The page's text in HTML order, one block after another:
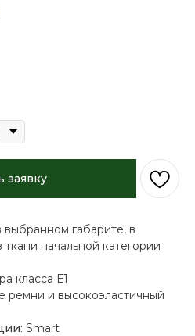
заявку
габарите, в
начальной категории
класса Е1
ремни и высокоэластичный
Smart